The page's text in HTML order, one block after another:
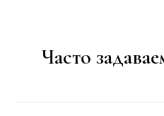
Часто